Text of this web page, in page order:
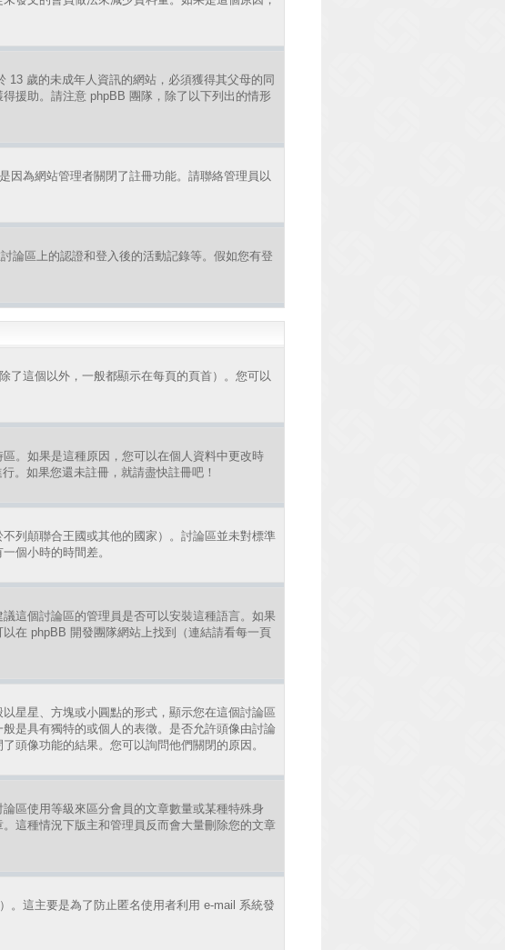
13 歲的未成年人資訊的網站，必須獲得其父母的同
援助。請注意 phpBB 團隊，除了以下列出的情形
因為網站管理者關閉了註冊功能。請聯絡管理員以
論區上的認證和登入後的活動記錄等。假如您有登
了這個以外，一般都顯示在每頁的頁首）。您可以
。如果是這種原因，您可以在個人資料中更改時
。如果您還未註冊，就請盡快註冊吧！
列顛聯合王國或其他的國家）。討論區並未對標準
個小時的時間差。
這個討論區的管理員是否可以安裝這種語言。如果
在 phpBB 開發團隊網站上找到（連結請看每一頁
星星、方塊或小圓點的形式，顯示您在這個討論區
是具有獨特的或個人的表徵。是否允許頭像由討論
頭像功能的結果。您可以詢問他們關閉的原因。
區使用等級來區分會員的文章數量或某種特殊身
這種情況下版主和管理員反而會大量刪除您的文章
。這主要是為了防止匿名使用者利用 e-mail 系統發